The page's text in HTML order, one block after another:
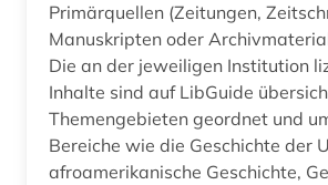
zeitung (34)
zeitungsartikel (1)
zeitungsaufsatz (1)
zellbiologie (1)
Primärquellen (Zeitungen,
Manuskripten oder
Die an der jeweiligen Institution
Inhalte sind auf LibGuide
Themengebieten geordnet und
Bereiche wie die Geschichte der
afroamerikanische Geschichte,